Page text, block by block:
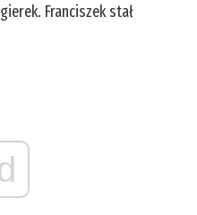
Franciszek stał